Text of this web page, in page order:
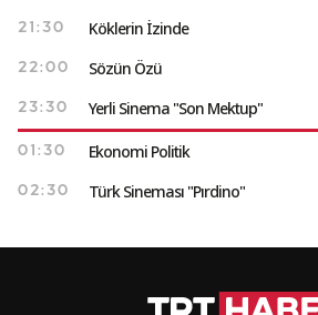
21:30 Köklerin İzinde
22:00 Sözün Özü
23:30 Yerli Sinema "Son Mektup"
01:30 Ekonomi Politik
02:30 Türk Sineması "Pırdino"